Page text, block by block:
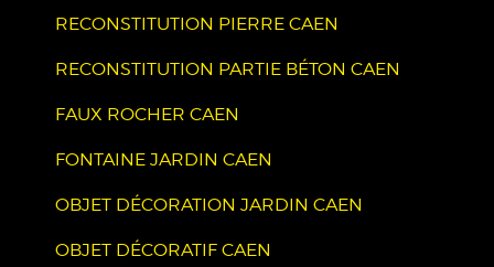
RECONSTITUTION PIERRE CAEN
RECONSTITUTION PARTIE BÉTON CAEN
FAUX ROCHER CAEN
FONTAINE JARDIN CAEN
OBJET DÉCORATION JARDIN CAEN
OBJET DÉCORATIF CAEN